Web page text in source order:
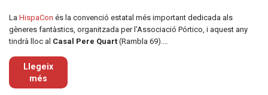
La HispaCon és la convenció estatal més important dedicada als
gèneres fantàstics, organitzada per l’Associació Pórtico, i aquest any
tindrà lloc al Casal Pere Quart (Rambla 69).…
Llegeix
més